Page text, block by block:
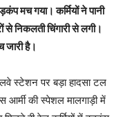
मच गया। कर्मियों ने पानी
से निकलती चिंगारी से लगी।
है।
स्टेशन पर बड़ा हादसा टल
आर्मी की स्पेशल मालगाड़ी में